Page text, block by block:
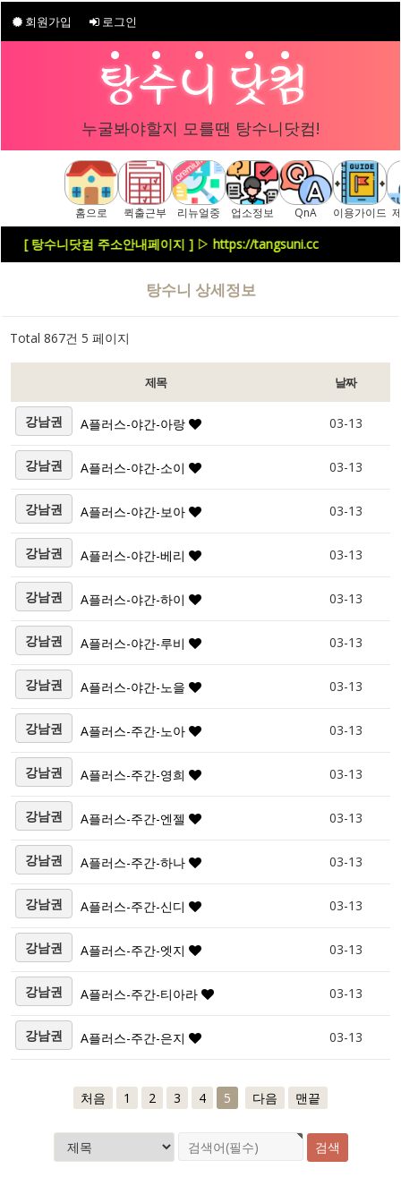
회원가입 로그인
누굴봐야할지 모를땐 탕수니닷컴!
홈으로 퀵출근부 리뉴얼중 업소정보 QnA 이용가이드
[ 탕수니닷컴 주소안내페이지 ] ▷ https://tangsuni.cc
탕수니 상세정보
Total 867건 5 페이지
제목 날짜
강남권 A플러스-야간-아랑 03-13
강남권 A플러스-야간-소이 03-13
강남권 A플러스-야간-보아 03-13
강남권 A플러스-야간-베리 03-13
강남권 A플러스-야간-하이 03-13
강남권 A플러스-야간-루비 03-13
강남권 A플러스-야간-노을 03-13
강남권 A플러스-주간-노아 03-13
강남권 A플러스-주간-영희 03-13
강남권 A플러스-주간-엔젤 03-13
강남권 A플러스-주간-하나 03-13
강남권 A플러스-주간-신디 03-13
강남권 A플러스-주간-엣지 03-13
강남권 A플러스-주간-티아라 03-13
강남권 A플러스-주간-은지 03-13
처음 1 2 3 4 5 다음 맨끝
검색